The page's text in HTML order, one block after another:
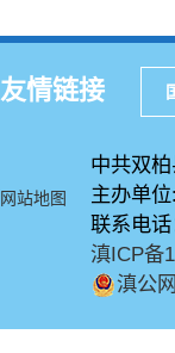
友情链接
网站地图
中共双
主办单
联系电
滇ICP备
滇公